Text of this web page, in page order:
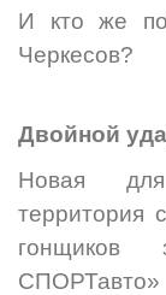
И кто же
Черкесов?
Двойной
Новая для
территория
гонщиков